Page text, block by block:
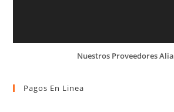
Nuestros Proveedores
Pagos En Linea